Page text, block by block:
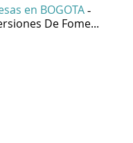
en BOGOTA -
De Fome...